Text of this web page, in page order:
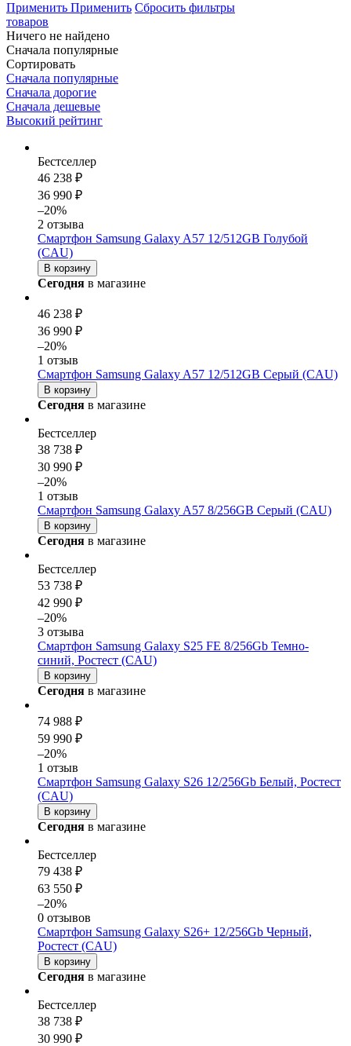
Применить Применить Сбросить фильтры
товаров
Ничего не найдено
Сначала популярные
Сортировать
Сначала популярные
Сначала дорогие
Сначала дешевые
Высокий рейтинг
Бестселлер
46 238 ₽
36 990 ₽
–20%
2 отзыва
Смартфон Samsung Galaxy A57 12/512GB Голубой
(CAU)
В корзину
Сегодня в магазине
46 238 ₽
36 990 ₽
–20%
1 отзыв
Смартфон Samsung Galaxy A57 12/512GB Серый (CAU)
В корзину
Сегодня в магазине
Бестселлер
38 738 ₽
30 990 ₽
–20%
1 отзыв
Смартфон Samsung Galaxy A57 8/256GB Серый (CAU)
В корзину
Сегодня в магазине
Бестселлер
53 738 ₽
42 990 ₽
–20%
3 отзыва
Смартфон Samsung Galaxy S25 FE 8/256Gb Темно-
синий, Ростест (CAU)
В корзину
Сегодня в магазине
74 988 ₽
59 990 ₽
–20%
1 отзыв
Смартфон Samsung Galaxy S26 12/256Gb Белый, Ростест
(CAU)
В корзину
Сегодня в магазине
Бестселлер
79 438 ₽
63 550 ₽
–20%
0 отзывов
Смартфон Samsung Galaxy S26+ 12/256Gb Черный,
Ростест (CAU)
В корзину
Сегодня в магазине
Бестселлер
38 738 ₽
30 990 ₽